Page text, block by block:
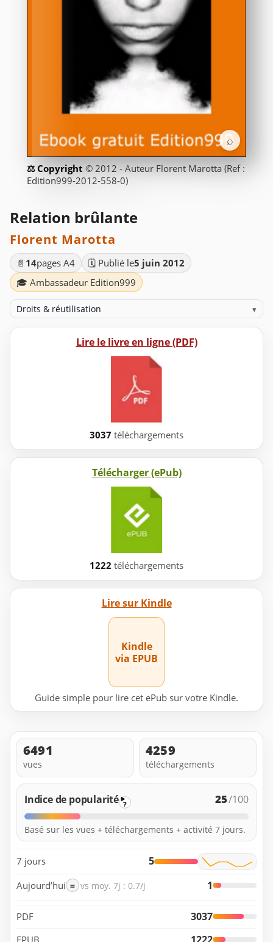
⌕
© 2012 - Auteur Florent Marotta (Ref :
Edition999-2012-558-0)
Relation brûlante
Florent Marotta
📄 14pages A4 🗓️ Publié le5 juin 2012
🎓 Ambassadeur Edition999
Droits & réutilisation ▾
Lire le livre en ligne (PDF)
3037 téléchargements
Télécharger (ePub)
1222 téléchargements
Lire sur Kindle
Kindle
via EPUB
Guide simple pour lire cet ePub sur votre Kindle.
6491
vues
4259
téléchargements
Indice de popularité ? 25/100
Basé sur les vues + téléchargements + activité 7 jours.
7 jours 5
Aujourd’hui = vs moy. 7j : 0.7/j 1
PDF 3037
EPUB 1222